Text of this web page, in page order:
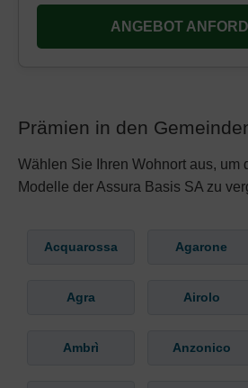
ANGEBOT
Prämien in den
Wählen Sie Ihren Wohnort aus, um
Modelle der Assura Basis SA zu
Acquarossa Agarone
Agra Airolo
Ambrì Anzonico